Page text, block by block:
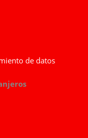
de datos